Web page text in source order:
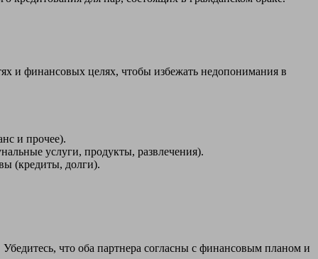
и финансовых целях, чтобы избежать недопонимания в
и прочее).
услуги, продукты, развлечения).
(кредиты, долги).
что оба партнера согласны с финансовым планом и